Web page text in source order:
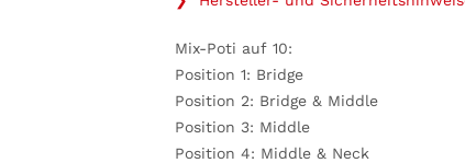
Mix-Poti auf 10:
Position 1: Bridge
Position 2: Bridge & Middle
Position 3: Middle
Position 4: Middle & Neck